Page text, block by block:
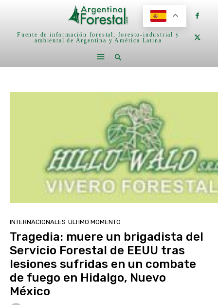
Fuente de información forestal, foresto-industrial y
ambiental de Argentina y América Latina
INTERNACIONALES ULTIMO MOMENTO
Tragedia: muere un brigadista del
Servicio Forestal de EEUU tras
lesiones sufridas en un combate
de fuego en Hidalgo, Nuevo
México